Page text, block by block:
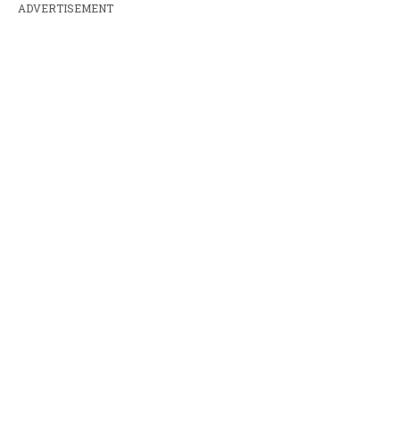
ADVERTISEMENT